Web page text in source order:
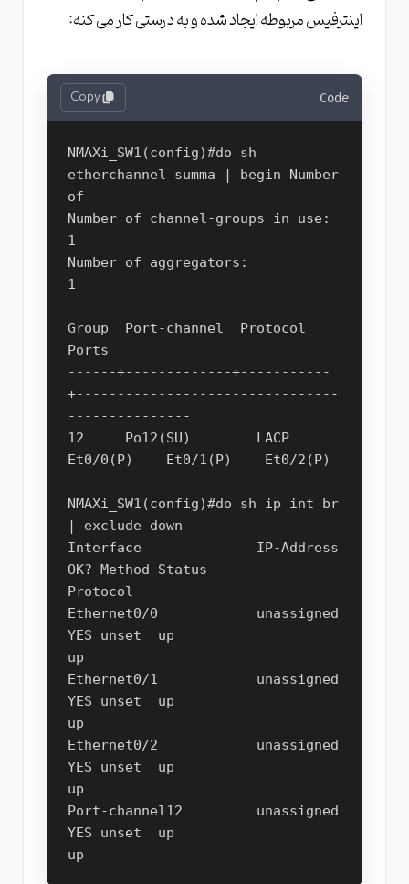
اینترفیس مربوطه ایجاد شده و به درستی کار می کنه:
Code
Copy
NMAXi_SW1(config)#do sh
etherchannel summa | begin Number
of
Number of channel-groups in use:
1
Number of aggregators:
1
Group  Port-channel  Protocol
Ports
------+-------------+-----------
+--------------------------------
---------------
12     Po12(SU)        LACP
Et0/0(P)    Et0/1(P)    Et0/2(P)
NMAXi_SW1(config)#do sh ip int br
| exclude down
Interface              IP-Address
OK? Method Status
Protocol
Ethernet0/0            unassigned
YES unset  up
up
Ethernet0/1            unassigned
YES unset  up
up
Ethernet0/2            unassigned
YES unset  up
up
Port-channel12         unassigned
YES unset  up